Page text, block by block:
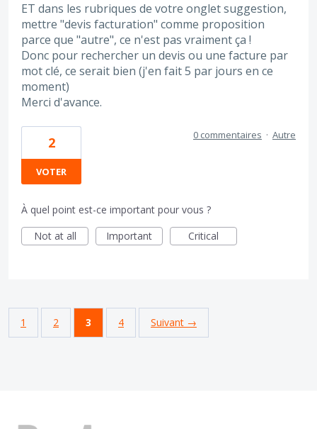
ET dans les rubriques de votre onglet suggestion,
mettre "devis facturation" comme proposition
parce que "autre", ce n'est pas vraiment ça !
Donc pour rechercher un devis ou une facture par
mot clé, ce serait bien (j'en fait 5 par jours en ce
moment)
Merci d'avance.
2
VOTER
0 commentaires · Autre
À quel point est-ce important pour vous ?
Not at all
Important Critical
1 2 3 4 Suivant →